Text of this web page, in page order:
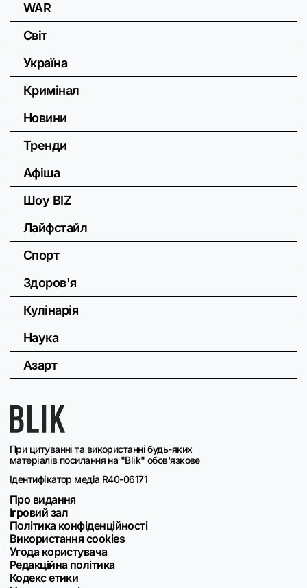
При цитуванні та використанні будь-яких
матеріалів посилання на "Blik" обов'язкове
Ідентифікатор медіа R40-06171
Про видання
Ігровий зал
Політика конфіденційності
Використання cookies
Угода користувача
Редакційна політика
Кодекс етики
WAR
Світ
Україна
Кримінал
Новини
Тренди
Афіша
Шоу BIZ
Лайфстайл
Спорт
Здоров'я
Кулінарія
Наука
Азарт